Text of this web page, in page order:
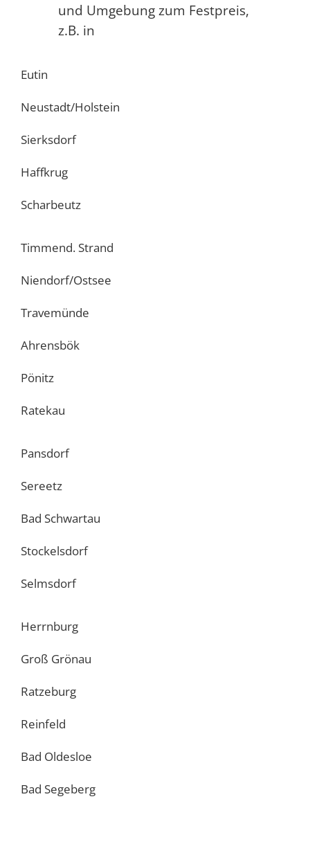
und Umgebung zum Festpreis,
z.B. in
Eutin
Neustadt/Holstein
Sierksdorf
Haffkrug
Scharbeutz
Timmend. Strand
Niendorf/Ostsee
Travemünde
Ahrensbök
Pönitz
Ratekau
Pansdorf
Sereetz
Bad Schwartau
Stockelsdorf
Selmsdorf
Herrnburg
Groß Grönau
Ratzeburg
Reinfeld
Bad Oldesloe
Bad Segeberg